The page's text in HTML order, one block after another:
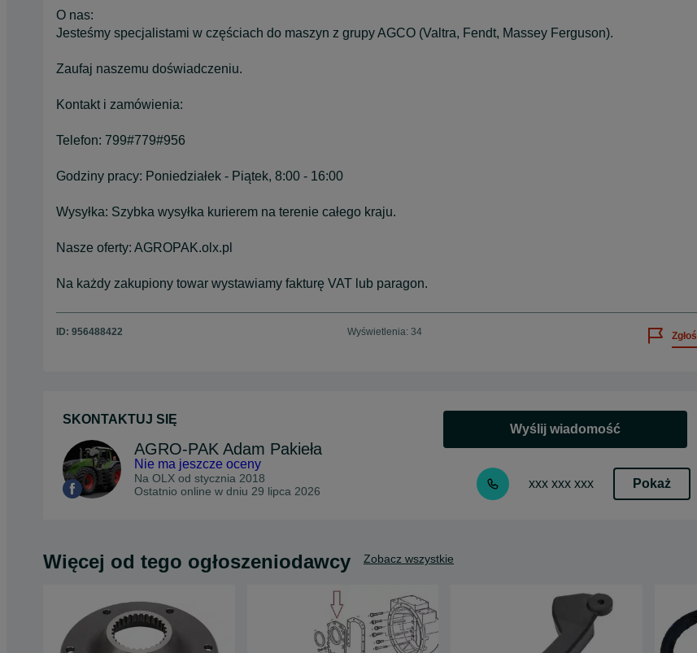
O nas:
Jesteśmy specjalistami w częściach do maszyn z grupy AGCO (Valtra, Fendt, Massey Ferguson).
Zaufaj naszemu doświadczeniu.
Kontakt i zamówienia:
Telefon: 799#779#956
Godziny pracy: Poniedziałek - Piątek, 8:00 - 16:00
Wysyłka: Szybka wysyłka kurierem na terenie całego kraju.
Nasze oferty: AGROPAK.olx.pl
Na każdy zakupiony towar wystawiamy fakturę VAT lub paragon.
ID: 956488422 Wyświetlenia: 34 Zgłoś
SKONTAKTUJ SIĘ
AGRO-PAK Adam Pakieła
Nie ma jeszcze oceny
Na OLX od stycznia 2018
Ostatnio online w dniu 29 lipca 2026
Wyślij wiadomość
xxx xxx xxx Pokaż
Więcej od tego ogłoszeniodawcy Zobacz wszystkie